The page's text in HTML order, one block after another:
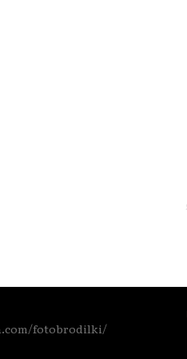
fotobrodilki/